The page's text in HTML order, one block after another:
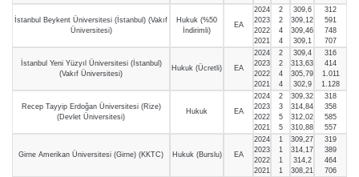
İstanbul Beykent Üniversitesi (İstanbul) (Vakıf
Üniversitesi)
Hukuk (%50
İndirimli)
EA
2024
2023
2022
2021
2
2
4
4
309,6
309,12
309,46
309,1
312
591
748
707
İstanbul Yeni Yüzyıl Üniversitesi (İstanbul)
(Vakıf Üniversitesi)
Hukuk (Ücretli) EA
2024
2023
2022
2021
2
2
4
4
309,4
313,63
305,79
302,9
316
414
1.011
1.128
Recep Tayyip Erdoğan Üniversitesi (Rize)
(Devlet Üniversitesi)
Hukuk EA
2024
2023
2022
2021
2
3
5
5
309,32
314,84
312,02
310,88
318
358
585
557
Girne Amerikan Üniversitesi (Girne) (KKTC) Hukuk (Burslu) EA
2024
2023
2022
2021
1
1
1
1
309,27
314,17
314,2
308,21
319
389
464
706